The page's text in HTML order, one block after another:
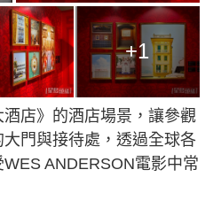
+1
店》的酒店場景，讓參觀
門與接待處，透過全球各
ANDERSON電影中常